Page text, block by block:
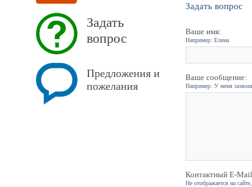
Задать
вопрос
Предложения и
пожелания
Задать вопрос
Ваше имя:
Например: Елена
Ваше сообщение:
Например: У меня
Контактный E-
Не отображается на